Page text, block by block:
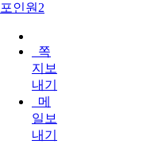
포인원2
쪽
지보
내기
메
일보
내기